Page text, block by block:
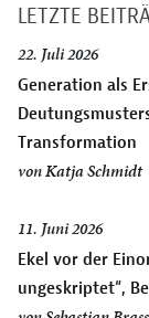
LETZTE
22. Juli 2026
Generation als
Transformation
vonKatja Schmidt
11. Juni 2026
Ekel vor der
ungeskriptet“,